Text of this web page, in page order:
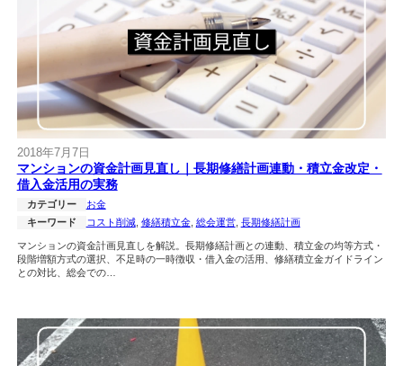
2018年7月7日
マンションの資金計画見直し｜長期修繕計画連動・積立金改定・
借入金活用の実務
カテゴリー
お金
キーワード
コスト削減, 修繕積立金, 総会運営, 長期修繕計画
マンションの資金計画見直しを解説。長期修繕計画との連動、積立金の均等方式・
段階増額方式の選択、不足時の一時徴収・借入金の活用、修繕積立金ガイドライン
との対比、総会での…